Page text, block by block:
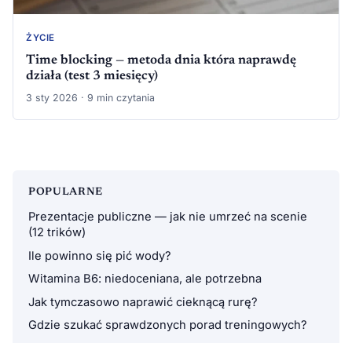
ŻYCIE
Time blocking — metoda dnia która naprawdę
działa (test 3 miesięcy)
3 sty 2026 · 9 min czytania
POPULARNE
Prezentacje publiczne — jak nie umrzeć na scenie
(12 trików)
Ile powinno się pić wody?
Witamina B6: niedoceniana, ale potrzebna
Jak tymczasowo naprawić cieknącą rurę?
Gdzie szukać sprawdzonych porad treningowych?